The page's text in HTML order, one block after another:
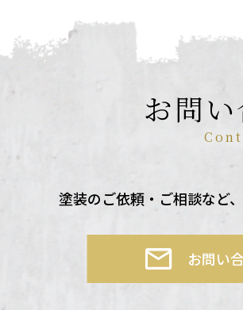
お問
塗装のご依頼・ご相談など、
お問い